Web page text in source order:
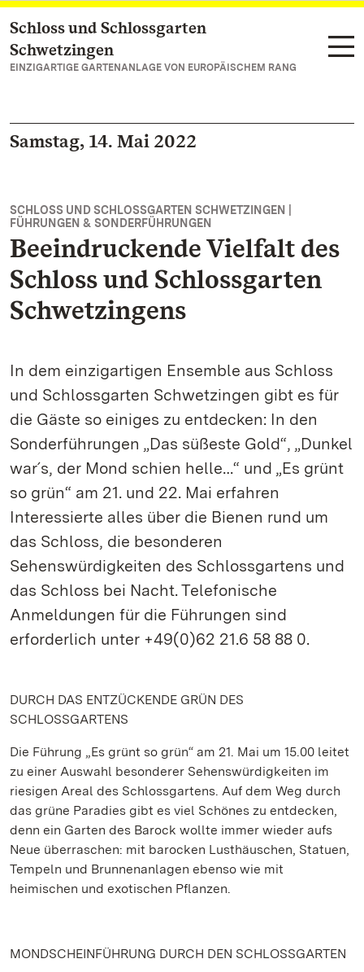
Zum Hauptinhalt springen
Schloss und Schlossgarten
Schwetzingen
EINZIGARTIGE GARTENANLAGE VON EUROPÄISCHEM RANG
Samstag, 14. Mai 2022
SCHLOSS UND SCHLOSSGARTEN SCHWETZINGEN |
FÜHRUNGEN & SONDERFÜHRUNGEN
Beeindruckende Vielfalt des
Schloss und Schlossgarten
Schwetzingens
In dem einzigartigen Ensemble aus Schloss
und Schlossgarten Schwetzingen gibt es für
die Gäste so einiges zu entdecken: In den
Sonderführungen „Das süßeste Gold“, „Dunkel
war´s, der Mond schien helle…“ und „Es grünt
so grün“ am 21. und 22. Mai erfahren
Interessierte alles über die Bienen rund um
das Schloss, die besonderen
Sehenswürdigkeiten des Schlossgartens und
das Schloss bei Nacht. Telefonische
Anmeldungen für die Führungen sind
erforderlich unter +49(0)62 21.6 58 88 0.
DURCH DAS ENTZÜCKENDE GRÜN DES
SCHLOSSGARTENS
Die Führung „Es grünt so grün“ am 21. Mai um 15.00 leitet
zu einer Auswahl besonderer Sehenswürdigkeiten im
riesigen Areal des Schlossgartens. Auf dem Weg durch
das grüne Paradies gibt es viel Schönes zu entdecken,
denn ein Garten des Barock wollte immer wieder aufs
Neue überraschen: mit barocken Lusthäuschen, Statuen,
Tempeln und Brunnenanlagen ebenso wie mit
heimischen und exotischen Pflanzen.
MONDSCHEINFÜHRUNG DURCH DEN SCHLOSSGARTEN